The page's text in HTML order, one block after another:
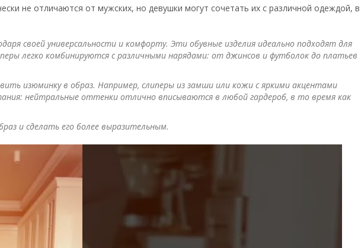
не отличаются от мужских, но девушки могут сочетать их с различной одеждой, в
своей универсальности и комфорту. Эти обувные изделия идеально подходят для
легко комбинируются с различными нарядами: от джинсов и футболок до платьев
изюминку в образ. Например, слиперы из замши или кожи с яркими акцентами
нейтральные оттенки отлично вписываются в любой гардероб, в то время как
и сделать его более выразительным.